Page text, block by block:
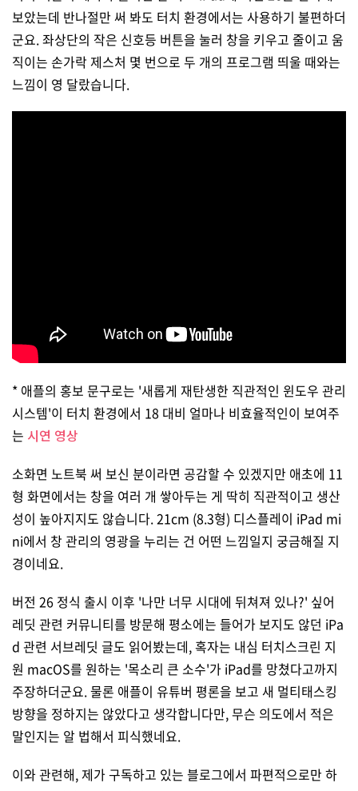
보았는데 반나절만 써 봐도 터치 환경에서는 사용하기 불편하더
군요. 좌상단의 작은 신호등 버튼을 눌러 창을 키우고 줄이고 움
직이는 손가락 제스처 몇 번으로 두 개의 프로그램 띄울 때와는
느낌이 영 달랐습니다.
* 애플의 홍보 문구로는 '새롭게 재탄생한 직관적인 윈도우 관리
시스템'이 터치 환경에서 18 대비 얼마나 비효율적인이 보여주
는 시연 영상
소화면 노트북 써 보신 분이라면 공감할 수 있겠지만 애초에 11
형 화면에서는 창을 여러 개 쌓아두는 게 딱히 직관적이고 생산
성이 높아지지도 않습니다. 21cm (8.3형) 디스플레이 iPad mi
ni에서 창 관리의 영광을 누리는 건 어떤 느낌일지 궁금해질 지
경이네요.
버전 26 정식 출시 이후 '나만 너무 시대에 뒤쳐져 있나?' 싶어
레딧 관련 커뮤니티를 방문해 평소에는 들어가 보지도 않던 iPa
d 관련 서브레딧 글도 읽어봤는데, 혹자는 내심 터치스크린 지
원 macOS를 원하는 '목소리 큰 소수'가 iPad를 망쳤다고까지
주장하더군요. 물론 애플이 유튜버 평론을 보고 새 멀티태스킹
방향을 정하지는 않았다고 생각합니다만, 무슨 의도에서 적은
말인지는 알 법해서 피식했네요.
이와 관련해, 제가 구독하고 있는 블로그에서 파편적으로만 하